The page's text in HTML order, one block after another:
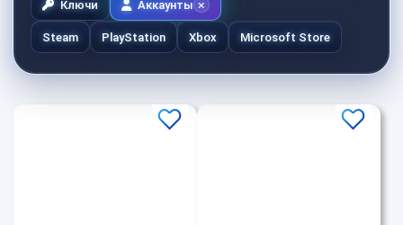
Ключи Аккаунты
Steam PlayStation Xbox Microsoft Store